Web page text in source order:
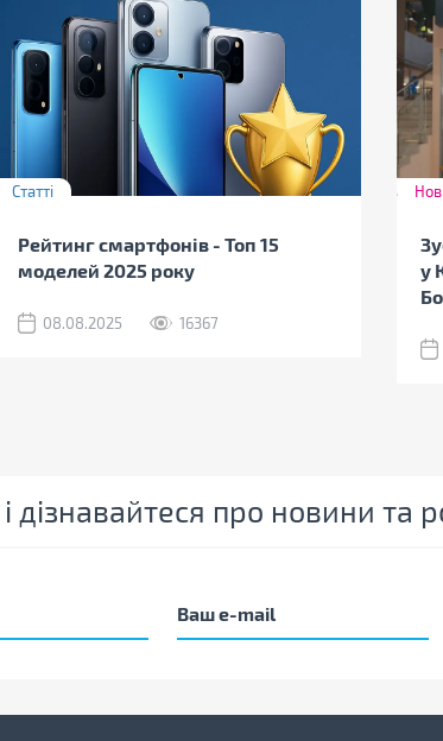
Статті
Рейтинг смартфонів - Топ 15
моделей 2025 року
08.08.2025 16367
у
і дізнавайтеся про новини та